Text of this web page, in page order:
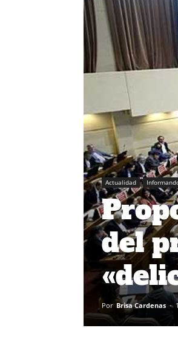
Actualidad
del
Por Brisa Cardenas -